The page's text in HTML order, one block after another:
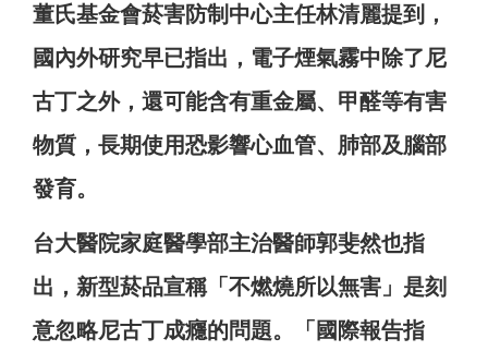
董氏基金會菸害防制中心主任林清麗提到，
國內外研究早已指出，電子煙氣霧中除了尼
古丁之外，還可能含有重金屬、甲醛等有害
物質，長期使用恐影響心血管、肺部及腦部
發育。
台大醫院家庭醫學部主治醫師郭斐然也指
出，新型菸品宣稱「不燃燒所以無害」是刻
意忽略尼古丁成癮的問題。「國際報告指